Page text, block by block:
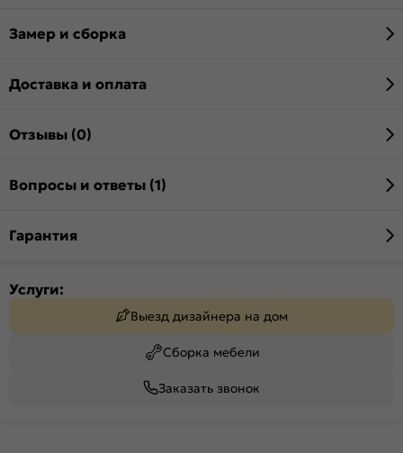
Замер и сборка
Доставка и оплата
Отзывы (0)
Вопросы и ответы (1)
Гарантия
Услуги:
Выезд дизайнера на дом
Сборка мебели
Заказать звонок